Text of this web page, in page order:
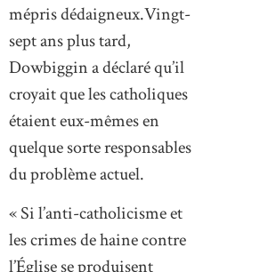
mépris dédaigneux.Vingt-
sept ans plus tard,
Dowbiggin a déclaré qu’il
croyait que les catholiques
étaient eux-mêmes en
quelque sorte responsables
du problème actuel.
« Si l’anti-catholicisme et
les crimes de haine contre
l’Église se produisent